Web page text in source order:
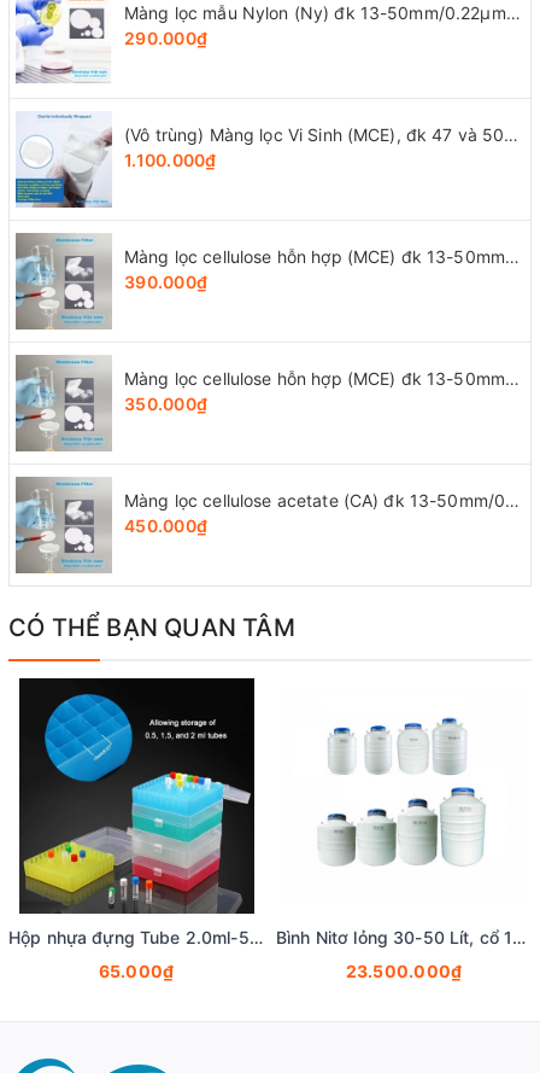
Màng lọc mẫu Nylon (Ny) đk 13-50mm/0.22µm-0.45µm, 4x25 chiếc/hộp, hãng Biosharp
290.000₫
(Vô trùng) Màng lọc Vi Sinh (MCE), đk 47 và 50mm/0.8μm-0.22µm-0.45μm, 100 chiếc/hộp, Biosharp
1.100.000₫
Màng lọc cellulose hỗn hợp (MCE) đk 13-50mm/0.45µm, 4x25 chiếc/hộp, hãng Biosharp
390.000₫
Màng lọc cellulose hỗn hợp (MCE) đk 13-50mm/0.22µm, 4x25 chiếc/hộp, hãng Biosharp
350.000₫
Màng lọc cellulose acetate (CA) đk 13-50mm/0.45µm, 4x25 chiếc/hộp, hãng Biosharp
450.000₫
CÓ THỂ BẠN QUAN TÂM
Hộp nhựa đựng Tube 2.0ml-5ml-15ml-50ml, 16-100 vị trí (Cryogenic Vial Box), hãng Fcombio
65.000₫
Bình Nitơ lỏng 30-50 Lít, cổ 125mm, Vỏ bình nito lỏng- Bình chứa khí nito lỏng, Fcombio
23.500.000₫